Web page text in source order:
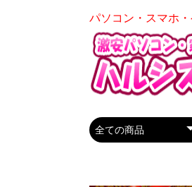
パソコン・スマホ